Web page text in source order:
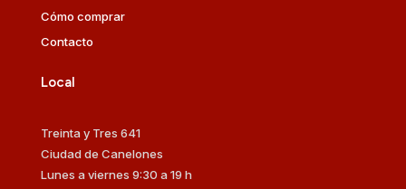
Cómo comprar
Contacto
Local
Treinta y Tres 641
Ciudad de Canelones
Lunes a viernes 9:30 a 19 h